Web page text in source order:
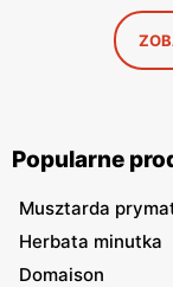
Popularne
Musztarda
Herbata minutka
Domaison